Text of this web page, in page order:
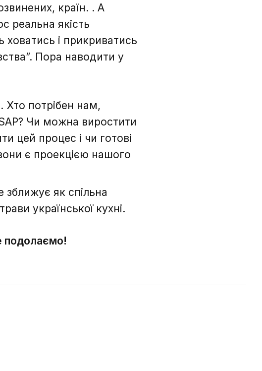
країн. . А
реальна якість
ховатись і прикриватись
Пора наводити у
Хто потрібен нам,
Чи можна виростити
цей процес і чи готові
є проекцією нашого
зближує як спільна
української кухні.
подолаємо!